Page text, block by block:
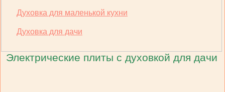
Духовка для маленькой кухни
Духовка для дачи
Электрические плиты с духовкой для дачи